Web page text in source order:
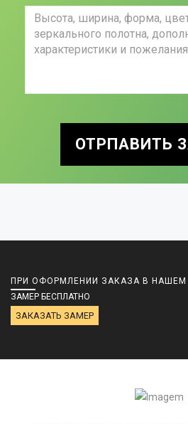
ОТРПАВИТЬ
ПРИ ОФОРМЛЕНИИ ЗАКАЗА В НАШЕМ
ЗАМЕР БЕСПЛАТНО
ЗАКАЗАТЬ ЗАМЕР